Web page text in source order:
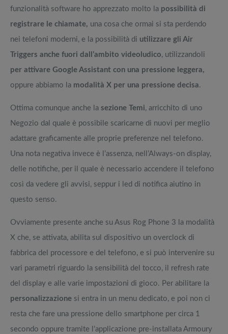
funzionalità software ho apprezzato molto la possibilità di
registrare le chiamate, una cosa che ormai si sta perdendo
nei telefoni moderni, e la possibilità di utilizzare gli Air
Triggers anche fuori dall’ambito videoludico, utilizzandoli
per attivare Google Assistant con una pressione leggera,
oppure abbiamo la modalità X per una pressione decisa.
Ottima comunque anche la sezione Temi, arricchito di uno
Negozio dal quale è possibile scaricarne di nuovi per meglio
adattare graficamente alle proprie preferenze nel telefono.
Una nota negativa invece è l’assenza, nell’Always-on display,
delle notifiche, per il quale è necessario accendere il telefono
così da vedere gli avvisi, seppur i led di notifica aiutino in
questo senso.
Ovviamente presente anche su Asus Rog Phone 3 la modalità
X che, se attivata, abilita sul dispositivo un overclock di
fabbrica del processore e del telefono, e si può intervenire su
vari parametri riguardo la sensibilità del tocco, il refresh rate
del display e alle varie impostazioni di gioco. Per abilitare la
personalizzazione si entra in un menu dedicato, e poi non ci
resta che fare una pressione dello smartphone per circa 1
secondo oppure tramite l’applicazione pre-installata Armoury